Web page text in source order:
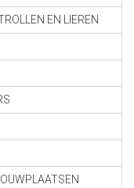
EN LIEREN